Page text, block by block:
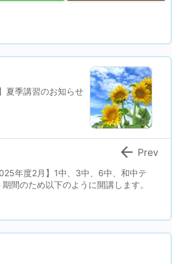
夏季講習のお知らせ
年度2月】1中、3中、6中、和中テ
期間のため以下のように開講します。
 Prev